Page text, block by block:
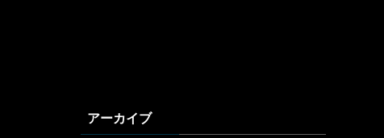
アーカイブ